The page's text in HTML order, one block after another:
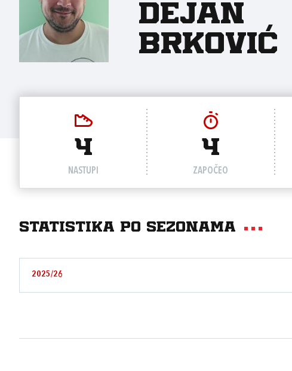
Dejan
Brković
4
NASTUPI
4
ZAPOČEO
Statistika po sezonama
2025/26